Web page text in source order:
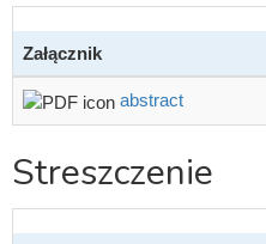
Załącznik
abstract
Streszczenie